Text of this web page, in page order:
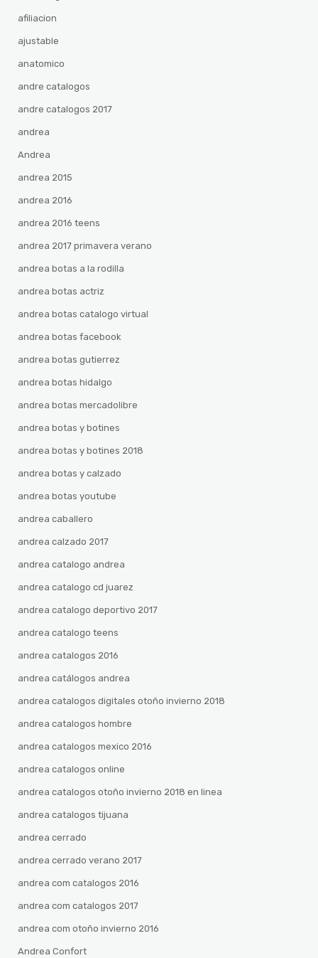
afiliacion
ajustable
anatomico
andre catalogos
andre catalogos 2017
andrea
Andrea
andrea 2015
andrea 2016
andrea 2016 teens
andrea 2017 primavera verano
andrea botas a la rodilla
andrea botas actriz
andrea botas catalogo virtual
andrea botas facebook
andrea botas gutierrez
andrea botas hidalgo
andrea botas mercadolibre
andrea botas y botines
andrea botas y botines 2018
andrea botas y calzado
andrea botas youtube
andrea caballero
andrea calzado 2017
andrea catalogo andrea
andrea catalogo cd juarez
andrea catalogo deportivo 2017
andrea catalogo teens
andrea catalogos 2016
andrea catálogos andrea
andrea catalogos digitales otoño invierno 2018
andrea catalogos hombre
andrea catalogos mexico 2016
andrea catalogos online
andrea catalogos otoño invierno 2018 en linea
andrea catalogos tijuana
andrea cerrado
andrea cerrado verano 2017
andrea com catalogos 2016
andrea com catalogos 2017
andrea com otoño invierno 2016
Andrea Confort